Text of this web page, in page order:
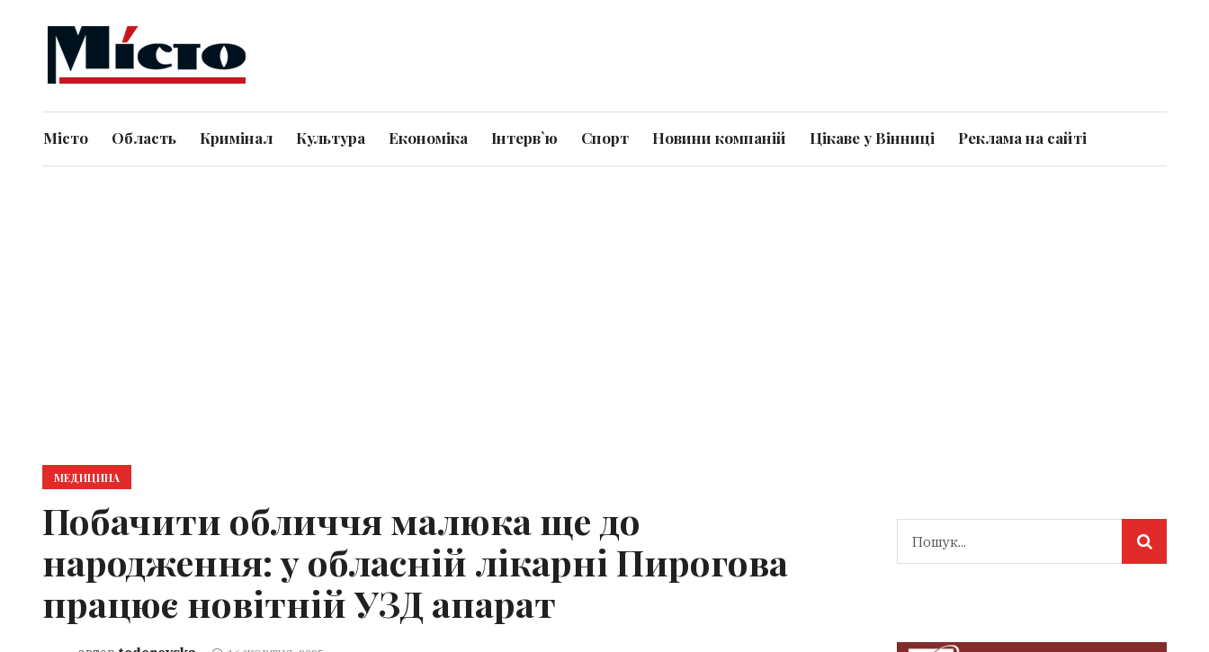
Місто Область Кримінал Культура Економіка Інтерв`ю Спорт Новини компаній Цікаве у Вінниці Реклама на сайті
МЕДИЦИНА
Побачити обличчя малюка ще до
народження: у обласній лікарні Пирогова
працює новітній УЗД апарат